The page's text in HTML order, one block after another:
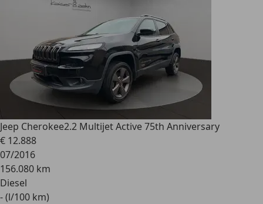
Jeep Cherokee2.2 Multijet Active 75th Anniversary
€ 12.888
07/2016
156.080 km
Diesel
- (l/100 km)